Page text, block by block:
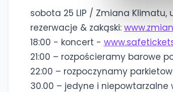
sobota 25 LIP / Zmiana Klimatu,
rezerwacje & zakąski:
18:00 - koncert -
21:00 – rozpościeramy barowe
22:00 – rozpoczynamy
30.00 – jedyne i